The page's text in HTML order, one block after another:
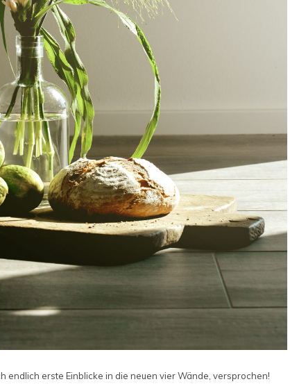
endlich erste Einblicke in die neuen vier Wände, versprochen!